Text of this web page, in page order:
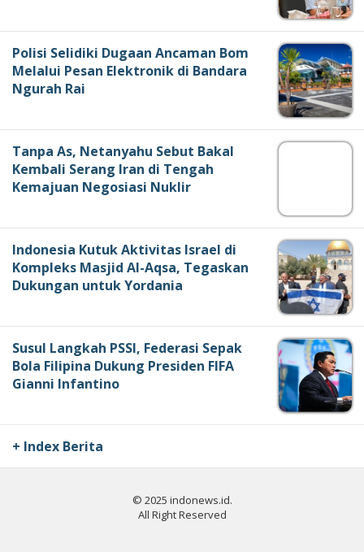
Polisi Selidiki Dugaan Ancaman Bom
Melalui Pesan Elektronik di Bandara
Ngurah Rai
Tanpa As, Netanyahu Sebut Bakal
Kembali Serang Iran di Tengah
Kemajuan Negosiasi Nuklir
Indonesia Kutuk Aktivitas Israel di
Kompleks Masjid Al-Aqsa, Tegaskan
Dukungan untuk Yordania
Susul Langkah PSSI, Federasi Sepak
Bola Filipina Dukung Presiden FIFA
Gianni Infantino
+ Index Berita
© 2025 indonews.id.
All Right Reserved